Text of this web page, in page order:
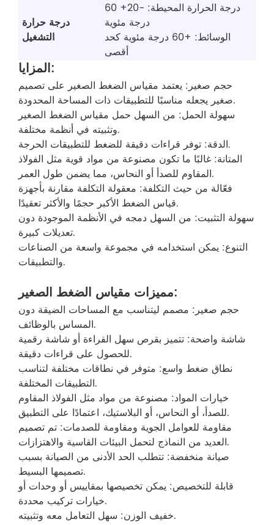
درجة حرارة
التشغيل
درجة الحرارة المحيطة: -20+ 60
درجة مئوية
الوسائط: +60 درجة مئوية كحد
أقصى
المزايا:
حجم صغير: يعتمد مقياس الضغط الصغير على تصميم
صغير يجعله مناسبًا للتطبيقات ذات المساحة المحدودة.
سهولة الحمل: من السهل حمل مقياس الضغط الصغير
وتثبيته في أنظمة مختلفة.
الدقة: توفر قراءات دقيقة للضغط للتطبيقات الحرجة.
المتانة: غالبًا ما تكون مصنوعة من مواد قوية مثل الفولاذ
المقاوم للصدأ أو النحاس، مما يضمن طول العمر.
فعّالة من حيث التكلفة: معقولة التكلفة مقارنة بأجهزة
قياس الضغط الأكبر حجمًا والأكثر تعقيدًا.
سهولة التثبيت: من السهل دمجه في الأنظمة الموجودة دون
تعديلات كبيرة.
التنوع: يمكن استخدامه في مجموعة واسعة من الصناعات
والتطبيقات.
مميزات مقياس الضغط الصغير:
حجم صغير: مصمم ليتناسب مع المساحات الضيقة دون
المساس بالوظائف.
شاشة واضحة: تتميز بقرص سهل القراءة أو شاشة رقمية
للحصول على قراءات دقيقة.
نطاق ضغط واسع: متوفر في نطاقات مختلفة لتناسب
التطبيقات المختلفة.
خيارات المواد: مصنوعة من مواد مثل الفولاذ المقاوم
للصدأ، أو النحاس، أو البلاستيك، اعتمادًا على التطبيق.
مقاومة للعوامل الجوية ومقاومة للصدمات: تم تصميم
العديد من النماذج لتحمل البيئات القاسية والاهتزازات.
صيانة منخفضة: تتطلب الحد الأدنى من الصيانة بسبب
تصميمها البسيط.
قابلة للتخصيص: يمكن تخصيصها بمقاييس أو وحدات أو
خيارات تركيب محددة.
خفيف الوزن: سهل التعامل معه وتثبيته.